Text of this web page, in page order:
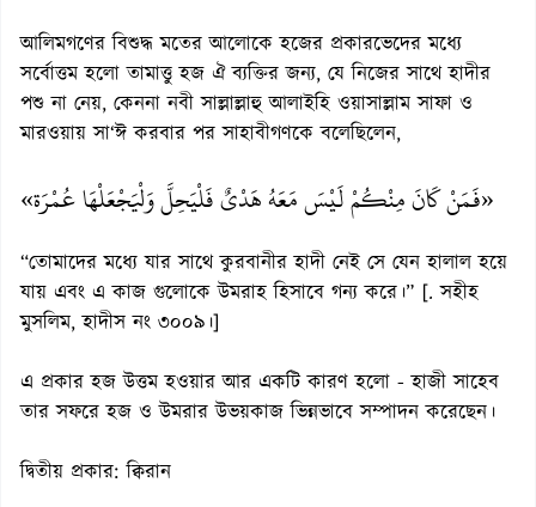
আলিমগণের বিশুদ্ধ মতের আলোকে হজের প্রকারভেদের মধ্যে
সর্বোত্তম হলো তামাত্তু হজ ঐ ব্যক্তির জন্য, যে নিজের সাথে হাদীর
পশু না নেয়, কেননা নবী সাল্লাল্লাহু আলাইহি ওয়াসাল্লাম সাফা ও
মারওয়ায় সা‘ঈ করবার পর সাহাবীগণকে বলেছিলেন,
«فَمَنْ كَانَ مِنْكُمْ لَيْسَ مَعَهُ هَدْىٌ فَلْيَحِلَّ وَلْيَجْعَلْهَا عُمْرَة»
“তোমাদের মধ্যে যার সাথে কুরবানীর হাদী নেই সে যেন হালাল হয়ে
যায় এবং এ কাজ গুলোকে উমরাহ হিসাবে গন্য করে।” [. সহীহ
মুসলিম, হাদীস নং ৩০০৯।]
এ প্রকার হজ উত্তম হওয়ার আর একটি কারণ হলো - হাজী সাহেব
তার সফরে হজ ও উমরার উভয়কাজ ভিন্নভাবে সম্পাদন করেছেন।
দ্বিতীয় প্রকার: ক্বিরান